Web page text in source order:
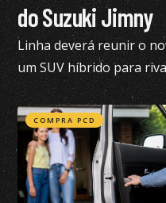
do Suzuki Jimny
Linha deverá reunir o
um SUV híbrido para
semelhante ao Suzuki
COMPRA PCD